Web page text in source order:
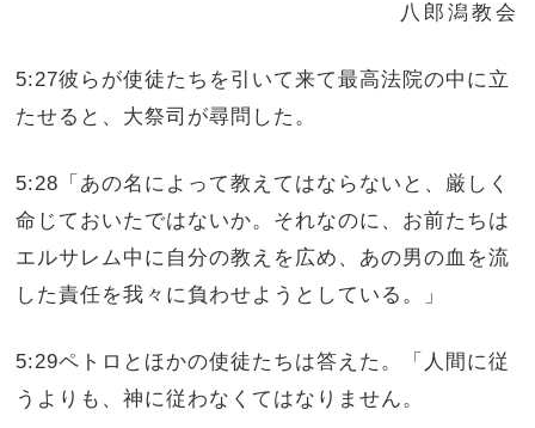
八郎潟教会
5:27彼らが使徒たちを引いて来て最高法院の中に立
たせると、大祭司が尋問した。
5:28「あの名によって教えてはならないと、厳しく
命じておいたではないか。それなのに、お前たちは
エルサレム中に自分の教えを広め、あの男の血を流
した責任を我々に負わせようとしている。」
5:29ペトロとほかの使徒たちは答えた。「人間に従
うよりも、神に従わなくてはなりません。